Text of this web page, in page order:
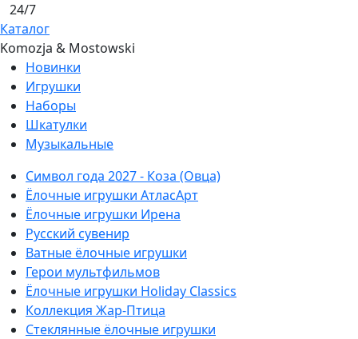
24/7
Каталог
Komozja & Mostowski
Новинки
Игрушки
Наборы
Шкатулки
Музыкальные
Символ года 2027 - Коза (Овца)
Ёлочные игрушки АтласАрт
Ёлочные игрушки Ирена
Русский сувенир
Ватные ёлочные игрушки
Герои мультфильмов
Ёлочные игрушки Holiday Classics
Коллекция Жар-Птица
Стеклянные ёлочные игрушки